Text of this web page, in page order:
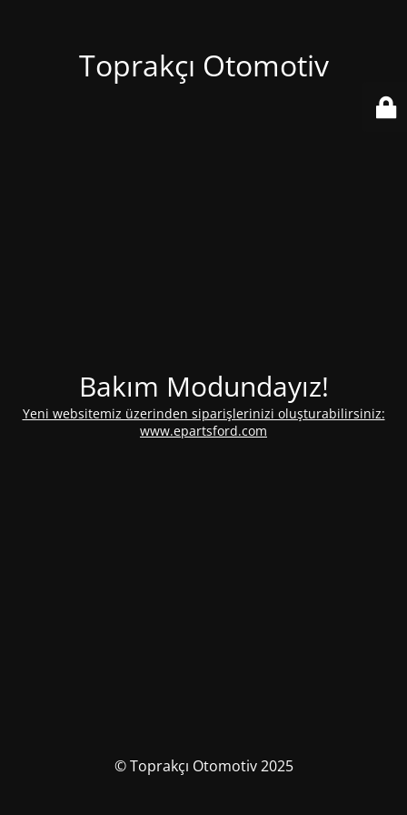
Toprakçı Otomotiv
Bakım Modundayız!
Yeni websitemiz üzerinden siparişlerinizi oluşturabilirsiniz:
www.epartsford.com
© Toprakçı Otomotiv 2025